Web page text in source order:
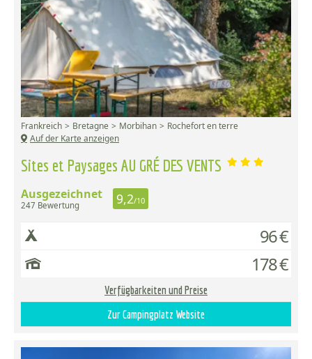
Sites et Paysages AU GRÉ DES VENTS
Frankreich Bretagne Morbihan
Rochefort en terre
Auf der Karte anzeigen
Ausgezeichnet
247 Bewertung 9,2/10
96 €
178 €
Verfügbarkeiten und Preise
Zur Campingplatz Website